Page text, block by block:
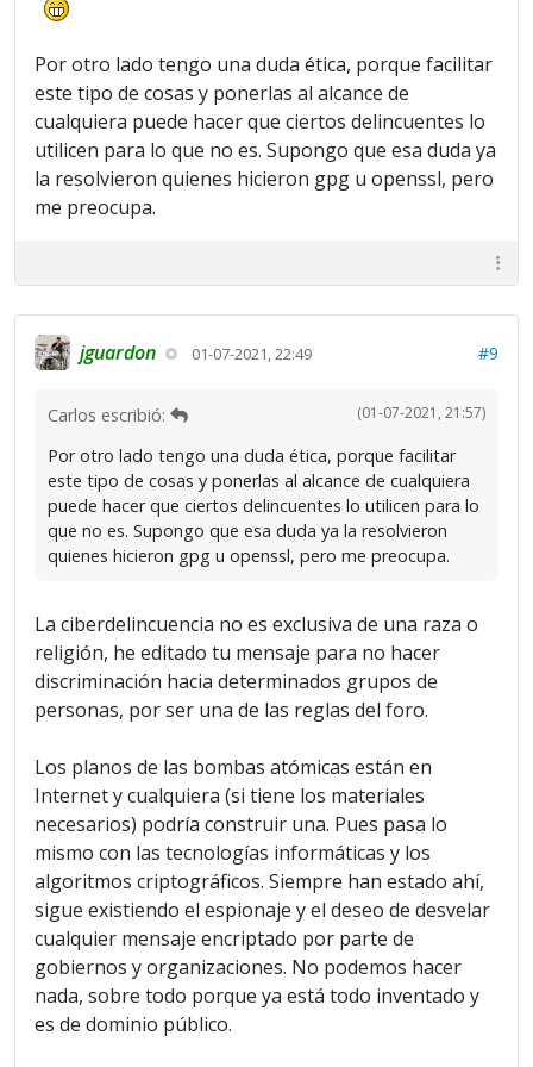
Por otro lado tengo una duda ética, porque facilitar
este tipo de cosas y ponerlas al alcance de
cualquiera puede hacer que ciertos delincuentes lo
utilicen para lo que no es. Supongo que esa duda ya
la resolvieron quienes hicieron gpg u openssl, pero
me preocupa.
jguardon 01-07-2021, 22:49 #9
(01-07-2021, 21:57)
Carlos escribió:
Por otro lado tengo una duda ética, porque facilitar
este tipo de cosas y ponerlas al alcance de cualquiera
puede hacer que ciertos delincuentes lo utilicen para lo
que no es. Supongo que esa duda ya la resolvieron
quienes hicieron gpg u openssl, pero me preocupa.
La ciberdelincuencia no es exclusiva de una raza o
religión, he editado tu mensaje para no hacer
discriminación hacia determinados grupos de
personas, por ser una de las reglas del foro.
Los planos de las bombas atómicas están en
Internet y cualquiera (si tiene los materiales
necesarios) podría construir una. Pues pasa lo
mismo con las tecnologías informáticas y los
algoritmos criptográficos. Siempre han estado ahí,
sigue existiendo el espionaje y el deseo de desvelar
cualquier mensaje encriptado por parte de
gobiernos y organizaciones. No podemos hacer
nada, sobre todo porque ya está todo inventado y
es de dominio público.